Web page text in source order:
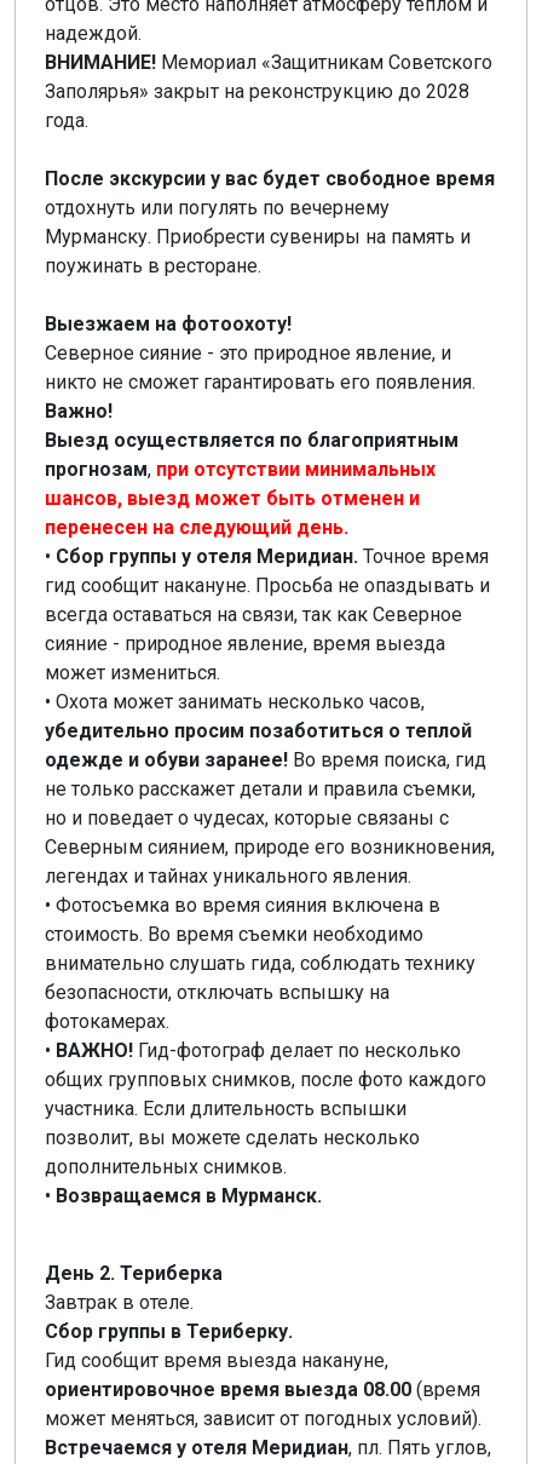
надеждой.
ВНИМАНИЕ! Мемориал «Защитникам Советского
Заполярья» закрыт на реконструкцию до 2028
года.
После экскурсии у вас будет свободное время
отдохнуть или погулять по вечернему
Мурманску. Приобрести сувениры на память и
поужинать в ресторане.
Выезжаем на фотоохоту!
Северное сияние - это природное явление, и
никто не сможет гарантировать его появления.
Важно!
Выезд осуществляется по благоприятным
прогнозам, при отсутствии минимальных
шансов, выезд может быть отменен и
перенесен на следующий день.
• Сбор группы у отеля Меридиан. Точное время
гид сообщит накануне. Просьба не опаздывать и
всегда оставаться на связи, так как Северное
сияние - природное явление, время выезда
может измениться.
• Охота может занимать несколько часов,
убедительно просим позаботиться о теплой
одежде и обуви заранее! Во время поиска, гид
не только расскажет детали и правила съемки,
но и поведает о чудесах, которые связаны с
Северным сиянием, природе его возникновения,
легендах и тайнах уникального явления.
• Фотосъемка во время сияния включена в
стоимость. Во время съемки необходимо
внимательно слушать гида, соблюдать технику
безопасности, отключать вспышку на
фотокамерах.
• ВАЖНО! Гид-фотограф делает по несколько
общих групповых снимков, после фото каждого
участника. Если длительность вспышки
позволит, вы можете сделать несколько
дополнительных снимков.
• Возвращаемся в Мурманск.
День 2. Териберка
Завтрак в отеле.
Сбор группы в Териберку.
Гид сообщит время выезда накануне,
ориентировочное время выезда 08.00 (время
может меняться, зависит от погодных условий).
Встречаемся у отеля Меридиан, пл. Пять углов,